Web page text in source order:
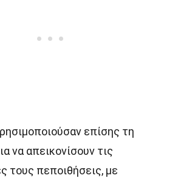
επίσης τη
να απεικονίσουν τις
τους πεποιθήσεις, με